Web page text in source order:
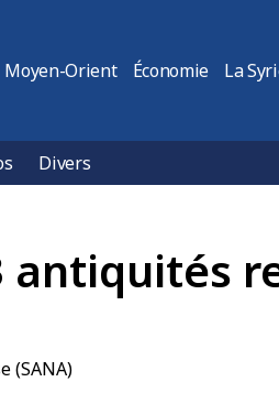
Moyen-Orient Économie La
Divers
antiquités